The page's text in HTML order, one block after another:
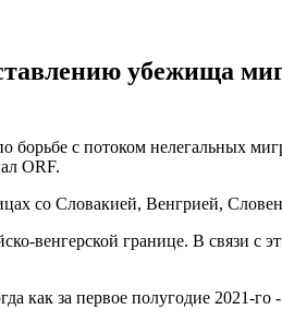
убежища
борьбе с потоком нелегальных
ORF.
со Словакией, Венгрией,
венгерской границе. В связи с
как за первое полугодие 2021-го